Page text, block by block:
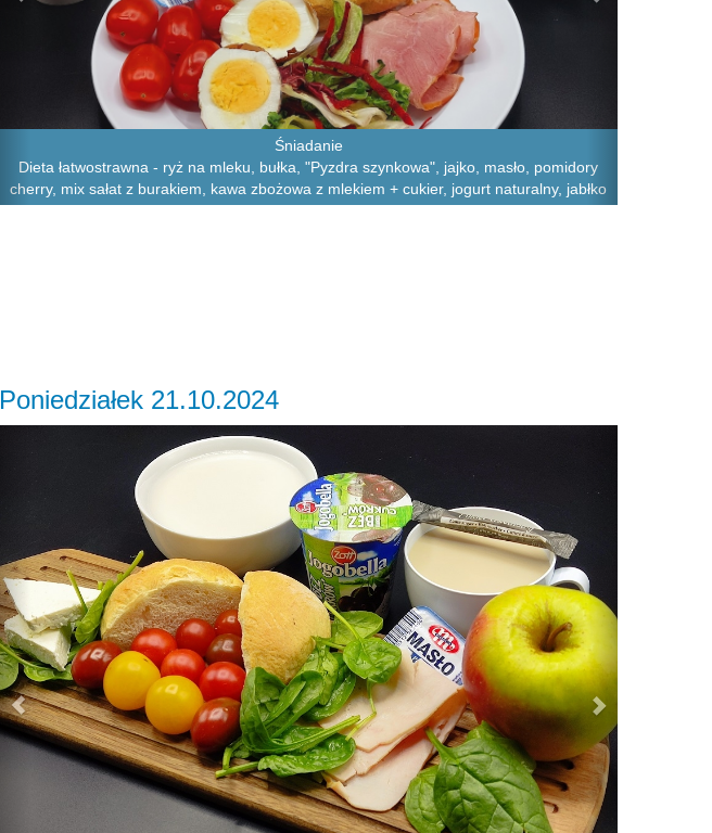
Śniadanie
Dieta łatwostrawna - ryż na mleku, bułka, "Pyzdra szynkowa", jajko, masło, pomidory
cherry, mix sałat z burakiem, kawa zbożowa z mlekiem + cukier, jogurt naturalny, jabłko
Poniedziałek 21.10.2024